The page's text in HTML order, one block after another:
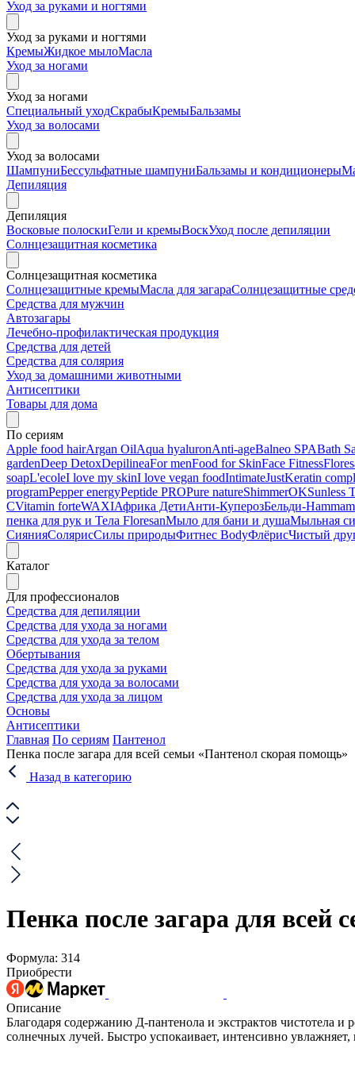
Уход за руками и ногтями
Уход за руками и ногтями
КремыЖидкое мылоМасла
Уход за ногами
Уход за ногами
Специальный уходСкрабыКремыБальзамы
Уход за волосами
Уход за волосами
ШампуниБессульфатные шампуниБальзамы и кондиционеры
Депиляция
Депиляция
Восковые полоскиГели и кремыВоскУход после депиляции
Солнцезащитная косметика
Солнцезащитная косметика
Солнцезащитные кремыМасла для загараСолнцезащитные
Средства для мужчин
Автозагары
Лечебно-профилактическая продукция
Средства для детей
Средства для солярия
Уход за домашними животными
Антисептики
Товары для дома
По сериям
Apple food hairArgan OilAqua hyaluronAnti-ageBalneo SPABath
gardenDeep DetoxDepilineaFor menFood for SkinFace Fitness
soapL'ecoleI love my skinI love vegan foodIntimateJustKeratin
programPepper energyPeptide PROPure natureShimmerOKSunless
CVitamin forteWAXIАфрика ДетиАнти-КуперозБельди-Hammam
пенка для рук и Тела FloresanМыло для бани и душаМыльная
СиянияСолярисСилы природыФитнес BodyФлёрисЧистый
Каталог
Для профессионалов
Средства для депиляции
Средства для ухода за ногами
Средства для ухода за телом
Обертывания
Средства для ухода за руками
Средства для ухода за волосами
Средства для ухода за лицом
Основы
Антисептики
Главная По сериям Пантенол
Пенка после загара для всей семьи «Пантенол скорая помощь»
Назад в категорию
Пенка после загара для
Формула: 314
Приобрести
Описание
Благодаря содержанию Д-пантенола и экстрактов чистотела
солнечных лучей. Быстро успокаивает, интенсивно